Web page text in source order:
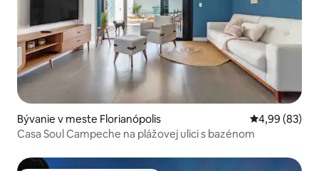
Bývanie v meste Florianópolis Priemerné
4,99 (83)
Casa Soul Campeche na plážovej ulici s bazénom